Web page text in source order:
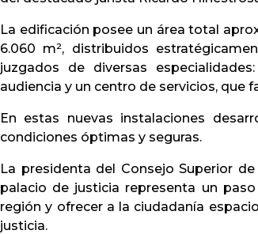
La edificación posee un área total
6.060 m², distribuidos
juzgados de diversas
audiencia y un centro de servicios, que
En estas nuevas instalaciones
condiciones óptimas y seguras.
La presidenta del Consejo Superior
palacio de justicia representa un
región y ofrecer a la ciudadanía
justicia.